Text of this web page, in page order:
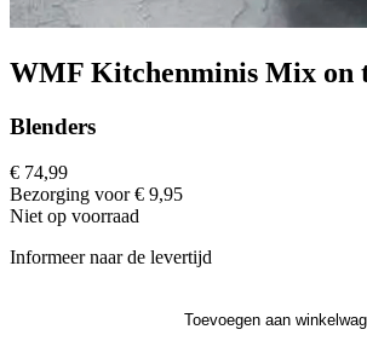
WMF Kitchenminis Mix on
Blenders
€ 74,99
Bezorging voor € 9,95
Niet op voorraad
Informeer naar de levertijd
Toevoegen aan